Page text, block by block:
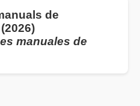
de
manuales de